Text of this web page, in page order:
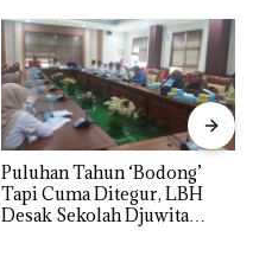
Puluhan Tahun ‘Bodong’
Tapi Cuma Ditegur, LBH
Desak Sekolah Djuwita